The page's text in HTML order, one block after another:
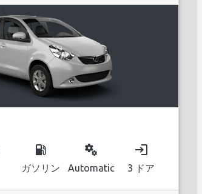
local_gas_station
ガソリン
miscellaneous_services
Automatic
login
3 ドア